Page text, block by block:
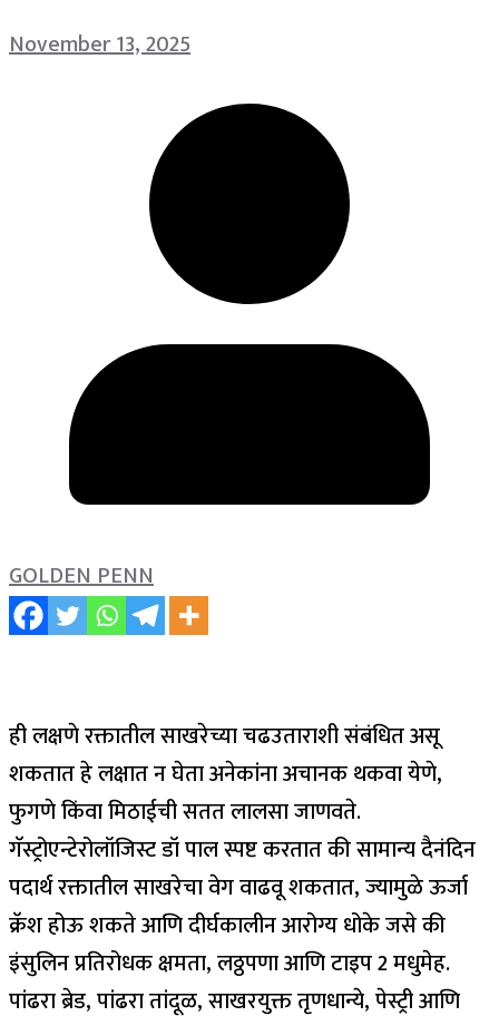
November 13, 2025
GOLDEN PENN
ही लक्षणे रक्तातील साखरेच्या चढउताराशी संबंधित असू
शकतात हे लक्षात न घेता अनेकांना अचानक थकवा येणे,
फुगणे किंवा मिठाईची सतत लालसा जाणवते.
गॅस्ट्रोएन्टेरोलॉजिस्ट डॉ पाल स्पष्ट करतात की सामान्य दैनंदिन
पदार्थ रक्तातील साखरेचा वेग वाढवू शकतात, ज्यामुळे ऊर्जा
क्रॅश होऊ शकते आणि दीर्घकालीन आरोग्य धोके जसे की
इंसुलिन प्रतिरोधक क्षमता, लठ्ठपणा आणि टाइप 2 मधुमेह.
पांढरा ब्रेड, पांढरा तांदूळ, साखरयुक्त तृणधान्ये, पेस्ट्री आणि